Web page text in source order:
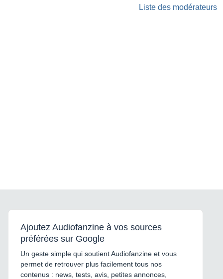
Liste des modérateurs
Ajoutez Audiofanzine à vos sources
préférées sur Google
Un geste simple qui soutient Audiofanzine et vous
permet de retrouver plus facilement tous nos
contenus : news, tests, avis, petites annonces,